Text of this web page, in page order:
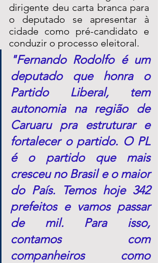
dirigente deu carta branca para
o deputado se apresentar à
cidade como pré-candidato e
conduzir o processo eleitoral.
"Fernando Rodolfo é um
deputado que honra o
Partido Liberal, tem
autonomia na região de
Caruaru pra estruturar e
fortalecer o partido. O PL
é o partido que mais
cresceu no Brasil e o maior
do País. Temos hoje 342
prefeitos e vamos passar
de mil. Para isso,
contamos com
companheiros como